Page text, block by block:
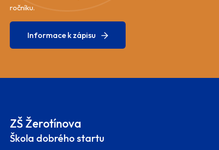
ročníku.
Informace k zápisu
ZŠ Žerotínova
Škola dobrého startu